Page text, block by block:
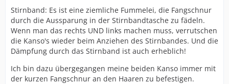
Stirnband: Es ist eine ziemliche Fummelei, die Fangschnur
durch die Aussparung in der Stirnbandtasche zu fädeln.
Wenn man das rechts UND links machen muss, verrutschen
die Kanso's wieder beim Anziehen des Stirnbandes. Und die
Dämpfung durch das Stirnband ist auch erheblich!
Ich bin dazu übergegangen meine beiden Kanso immer mit
der kurzen Fangschnur an den Haaren zu befestigen.